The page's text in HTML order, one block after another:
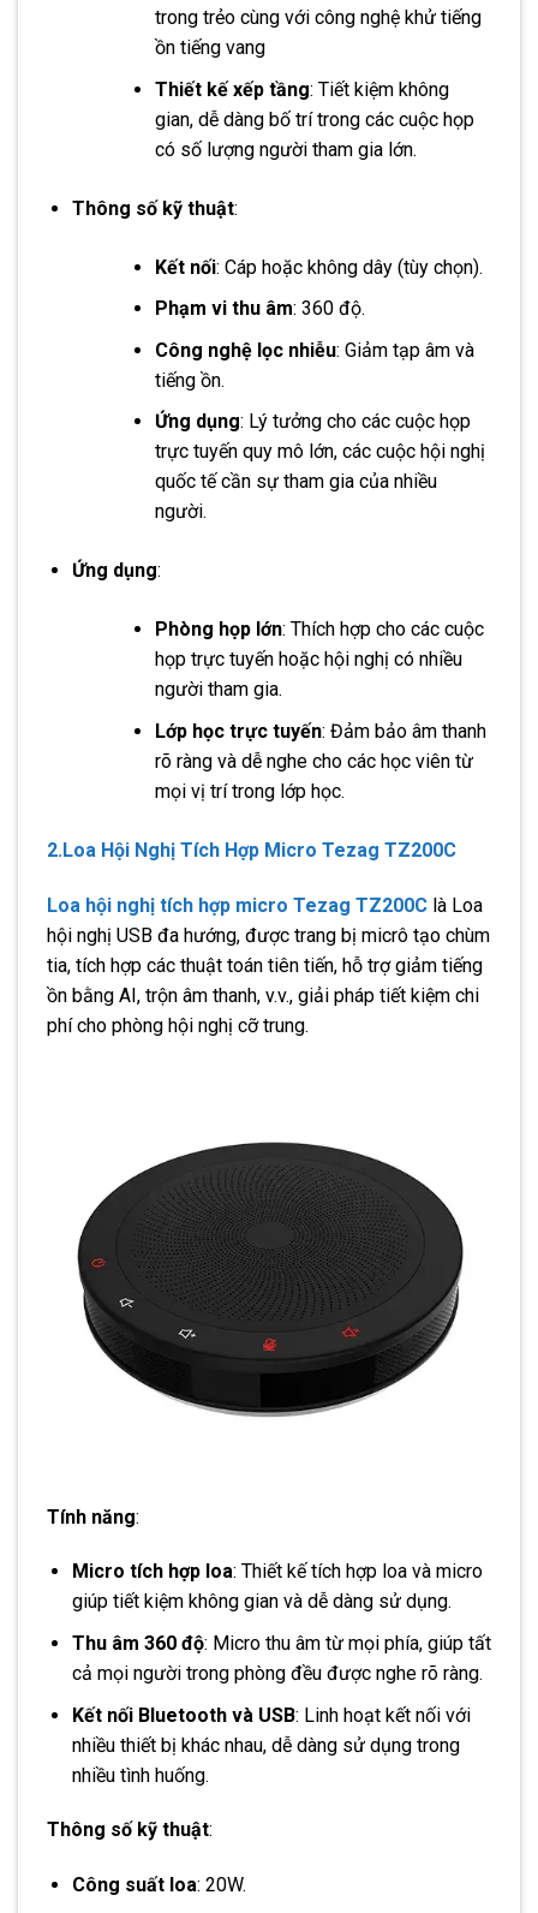
trong trẻo cùng với công nghệ khử tiếng
ồn tiếng vang
Thiết kế xếp tầng: Tiết kiệm không
gian, dễ dàng bố trí trong các cuộc họp
có số lượng người tham gia lớn.
Thông số kỹ thuật:
Kết nối: Cáp hoặc không dây (tùy chọn).
Phạm vi thu âm: 360 độ.
Công nghệ lọc nhiễu: Giảm tạp âm và
tiếng ồn.
Ứng dụng: Lý tưởng cho các cuộc họp
trực tuyến quy mô lớn, các cuộc hội nghị
quốc tế cần sự tham gia của nhiều
người.
Ứng dụng:
Phòng họp lớn: Thích hợp cho các cuộc
họp trực tuyến hoặc hội nghị có nhiều
người tham gia.
Lớp học trực tuyến: Đảm bảo âm thanh
rõ ràng và dễ nghe cho các học viên từ
mọi vị trí trong lớp học.
2.Loa Hội Nghị Tích Hợp Micro Tezag TZ200C
Loa hội nghị tích hợp micro Tezag TZ200C là Loa
hội nghị USB đa hướng, được trang bị micrô tạo chùm
tia, tích hợp các thuật toán tiên tiến, hỗ trợ giảm tiếng
ồn bằng AI, trộn âm thanh, v.v., giải pháp tiết kiệm chi
phí cho phòng hội nghị cỡ trung.
Tính năng:
Micro tích hợp loa: Thiết kế tích hợp loa và micro
giúp tiết kiệm không gian và dễ dàng sử dụng.
Thu âm 360 độ: Micro thu âm từ mọi phía, giúp tất
cả mọi người trong phòng đều được nghe rõ ràng.
Kết nối Bluetooth và USB: Linh hoạt kết nối với
nhiều thiết bị khác nhau, dễ dàng sử dụng trong
nhiều tình huống.
Thông số kỹ thuật:
Công suất loa: 20W.